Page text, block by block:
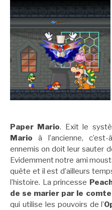
Paper Mario. Exit le
Marioà l’ancienne,
ennemis on doit leur sauter
Evidemment notre ami
quête et il est d’ailleurs
l’histoire. La princesse
de se marier par le
qui utilise les pouvoirs de l’